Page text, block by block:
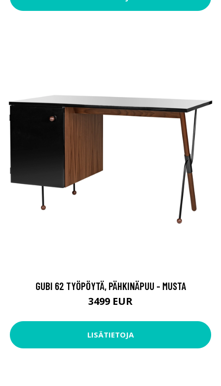
GUBI 62 TYÖPÖYTÄ, PÄHKINÄPUU - MUSTA
3499 EUR
LISÄTIETOJA